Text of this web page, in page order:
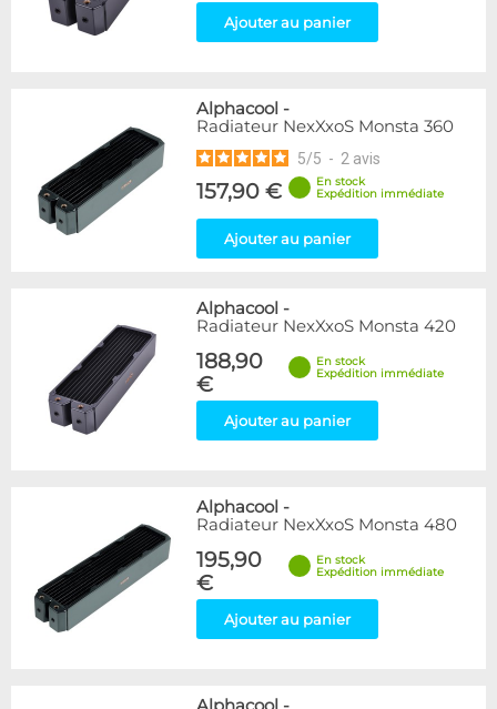
Ajouter au panier
Alphacool -
Radiateur NexXxoS Monsta 360
5/5 - 2 avis
157,90 €
En stock
Expédition immédiate
Ajouter au panier
Alphacool -
Radiateur NexXxoS Monsta 420
188,90
€
En stock
Expédition immédiate
Ajouter au panier
Alphacool -
Radiateur NexXxoS Monsta 480
195,90
€
En stock
Expédition immédiate
Ajouter au panier